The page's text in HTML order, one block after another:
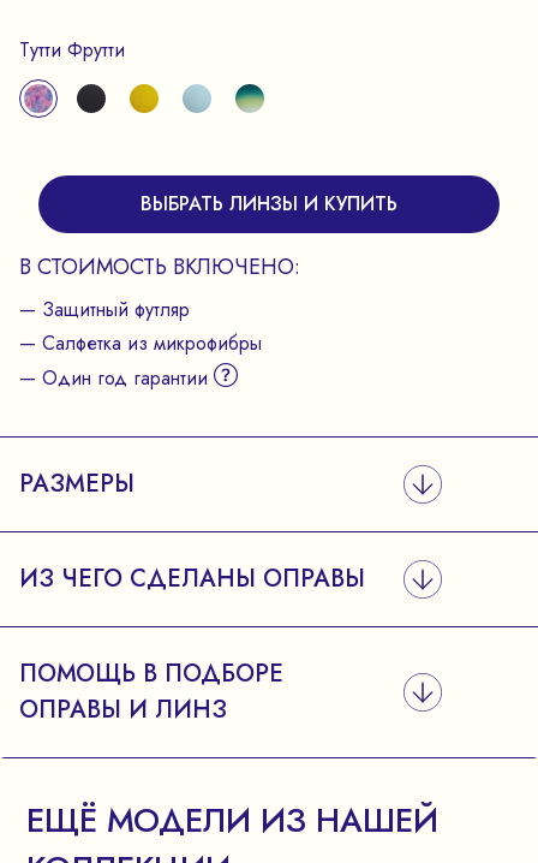
Тутти Фрутти
ВЫБРАТЬ ЛИНЗЫ И КУПИТЬ
В СТОИМОСТЬ ВКЛЮЧЕНО:
— Защитный футляр
— Салфетка из микрофибры
— Один год гарантии
РАЗМЕРЫ
ИЗ ЧЕГО СДЕЛАНЫ ОПРАВЫ
ПОМОЩЬ В ПОДБОРЕ
ОПРАВЫ И ЛИНЗ
ЕЩЁ МОДЕЛИ ИЗ НАШЕЙ